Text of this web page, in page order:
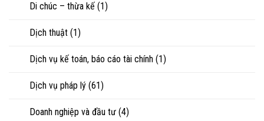
chấp
Di chúc – thừa kế (1)
Dịch thuật (1)
Dịch vụ kế toán, báo cáo tài chính (1)
Dịch vụ pháp lý (61)
Doanh nghiệp và đầu tư (4)